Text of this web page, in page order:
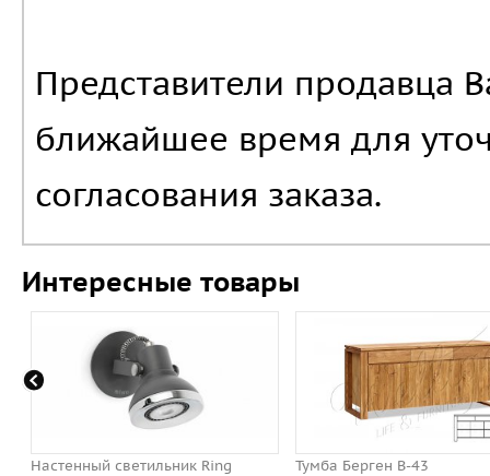
Представители продавца
ближайшее время для
согласования заказа.
Интересные товары
Настенный светильник Ring Тумба Берген В-43